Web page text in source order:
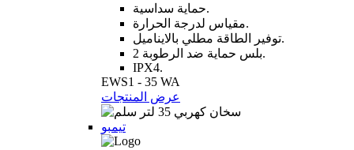
حماية سداسية.
مقياس لدرجة الحرارة.
توفير الطاقة مطلي بالايناميل.
2 بلس حماية ضد الرطوبة.
IPX4.
EWS1 - 35 WA
عرض المنتجات
تيمبو